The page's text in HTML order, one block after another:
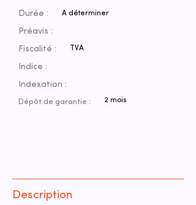
Durée : A déterminer
Préavis :
Fiscalité :
TVA
Indice :
Indexation :
Dépôt de garantie : 2 mois
Description